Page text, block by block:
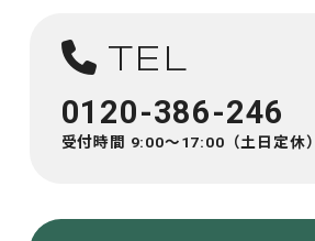
TEL
0120-386-246
受付時間 9:00～17:00（土日定休）